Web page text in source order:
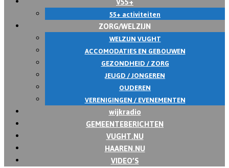
55+ activiteiten
ZORG/WELZIJN
WELZIJN VUGHT
ACCOMODATIES EN GEBOUWEN
GEZONDHEID / ZORG
JEUGD / JONGEREN
OUDEREN
VERENIGINGEN / EVENEMENTEN
wijkradio
GEMEENTEBERICHTEN
VUGHT.NU
HAAREN.NU
VIDEO’S